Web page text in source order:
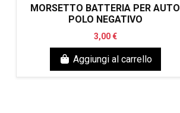
MORSETTO BATTERIA PER AUTO
POLO NEGATIVO
3,00 €
Aggiungi al carrello